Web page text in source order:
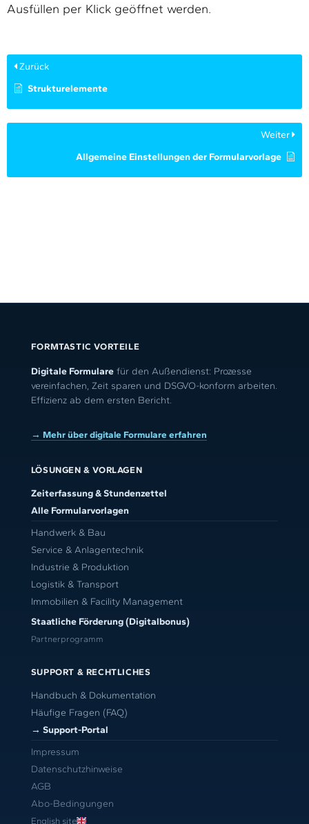
Ausfüllen per Klick geöffnet werden.
Zurück
Strukturelemente
Weiter
Allgemeine Einstellungen der Formularvorlage
FORMTASTIC VORTEILE
Digitale Formularefür den Außendienst: Prozesse
vereinfachen, Zeit sparen und DSGVO-konform arbeiten.
Effizienz ab dem ersten Bericht.
→ Mehr über digitale Formulare erfahren
LÖSUNGEN & VORLAGEN
Zeiterfassung & Stundenzettel
Alle Formularvorlagen
Handwerk & Bau
Service & Anlagentechnik
Industrie & Produktion
Logistik & Transport
Immobilien & Facility Management
Staatliche Förderung (Digitalbonus)
Partnerprogramm
SUPPORT & RECHTLICHES
Handbuch & Dokumentation
Häufige Fragen (FAQ)
→ Support-Portal
Impressum
Datenschutzhinweise
AGB
Abo-Bedingungen
English site